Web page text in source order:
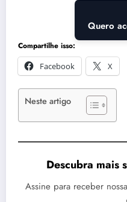
Quero
Compartilhe isso:
Facebook
X
Neste artigo
Descubra mais
Assine para receber